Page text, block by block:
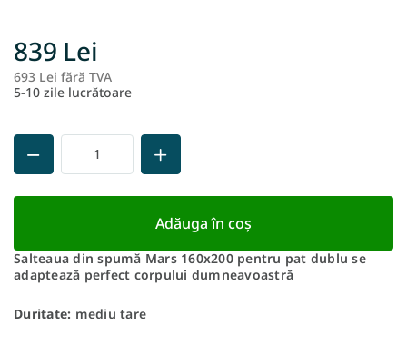
839 Lei
693 Lei fără TVA
5-10 zile lucrătoare
Adăuga în coş
Salteaua din spumă Mars 160x200 pentru pat dublu se
adaptează perfect corpului dumneavoastră
Duritate: mediu tare